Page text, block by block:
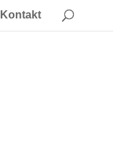
Kontakt